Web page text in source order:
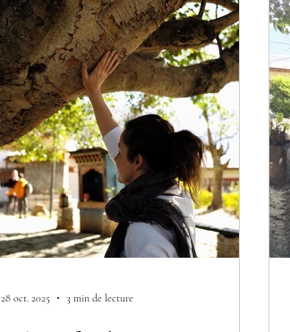
R. Hawkins
28 oct. 2025 3 min de lecture